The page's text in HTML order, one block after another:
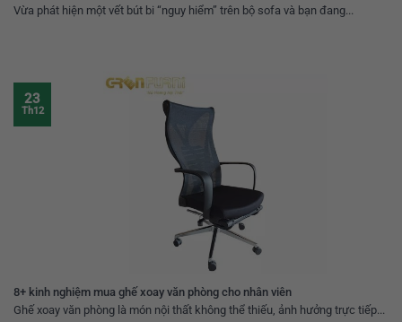
Vừa phát hiện một vết bút bi “nguy hiểm” trên bộ sofa và bạn đang...
8+ kinh nghiệm mua ghế xoay văn phòng cho nhân viên
Ghế xoay văn phòng là món nội thất không thể thiếu, ảnh hưởng trực tiếp...
23
Th12